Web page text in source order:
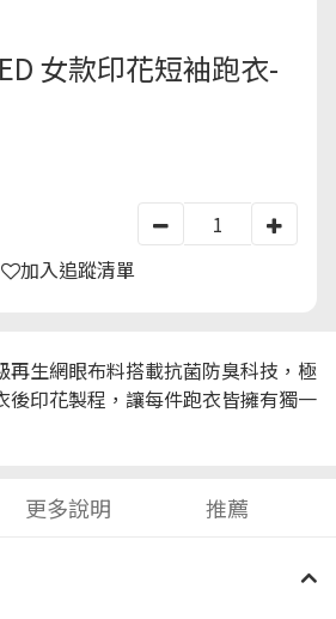
女款印花短袖跑衣-
加入追蹤清單
再生網眼布料搭載抗菌防臭科技，極
後印花製程，讓每件跑衣皆擁有獨一
更多說明 推薦